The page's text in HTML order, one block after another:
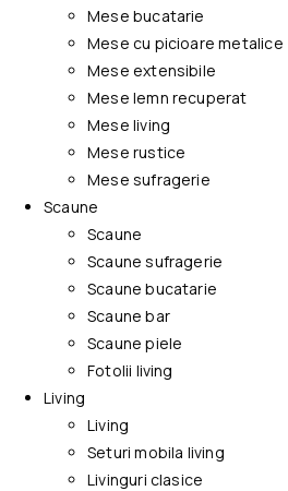
Mese bucatarie
Mese cu picioare metalice
Mese extensibile
Mese lemn recuperat
Mese living
Mese rustice
Mese sufragerie
Scaune
Scaune
Scaune sufragerie
Scaune bucatarie
Scaune bar
Scaune piele
Fotolii living
Living
Living
Seturi mobila living
Livinguri clasice